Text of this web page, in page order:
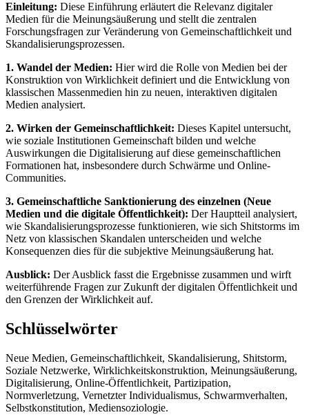
Einleitung: Diese Einführung erläutert die Relevanz digitaler
Medien für die Meinungsäußerung und stellt die zentralen
Forschungsfragen zur Veränderung von Gemeinschaftlichkeit und
Skandalisierungsprozessen.
1. Wandel der Medien: Hier wird die Rolle von Medien bei der
Konstruktion von Wirklichkeit definiert und die Entwicklung von
klassischen Massenmedien hin zu neuen, interaktiven digitalen
Medien analysiert.
2. Wirken der Gemeinschaftlichkeit: Dieses Kapitel untersucht,
wie soziale Institutionen Gemeinschaft bilden und welche
Auswirkungen die Digitalisierung auf diese gemeinschaftlichen
Formationen hat, insbesondere durch Schwärme und Online-
Communities.
3. Gemeinschaftliche Sanktionierung des einzelnen (Neue
Medien und die digitale Öffentlichkeit): Der Hauptteil analysiert,
wie Skandalisierungsprozesse funktionieren, wie sich Shitstorms im
Netz von klassischen Skandalen unterscheiden und welche
Konsequenzen dies für die subjektive Meinungsäußerung hat.
Ausblick: Der Ausblick fasst die Ergebnisse zusammen und wirft
weiterführende Fragen zur Zukunft der digitalen Öffentlichkeit und
den Grenzen der Wirklichkeit auf.
Schlüsselwörter
Neue Medien, Gemeinschaftlichkeit, Skandalisierung, Shitstorm,
Soziale Netzwerke, Wirklichkeitskonstruktion, Meinungsäußerung,
Digitalisierung, Online-Öffentlichkeit, Partizipation,
Normverletzung, Vernetzter Individualismus, Schwarmverhalten,
Selbstkonstitution, Mediensoziologie.